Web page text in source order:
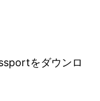
をダウンロ